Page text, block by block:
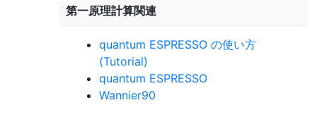
第一原理計算関連
quantum ESPRESSO の使い方
(Tutorial)
quantum ESPRESSO
Wannier90